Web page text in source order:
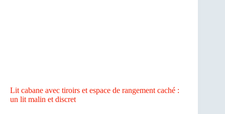
Lit cabane avec tiroirs et espace de rangement caché :
un lit malin et discret